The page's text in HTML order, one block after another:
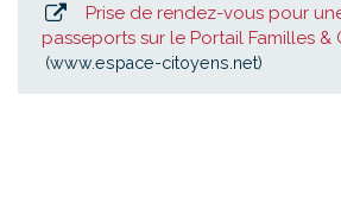
Prise de rendez-vous pour
passeports sur le Portail Familles &
www.espace-citoyens.net